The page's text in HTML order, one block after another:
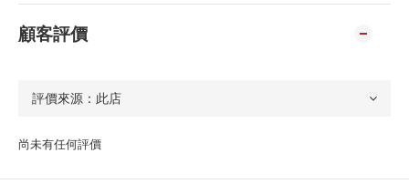
顧客評價
尚未有任何評價